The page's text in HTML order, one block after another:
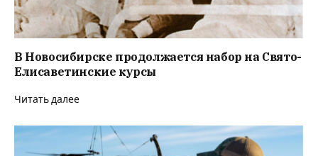
В Новосибирске продолжается набор на Свято-
Елисаветинские курсы
Читать далее